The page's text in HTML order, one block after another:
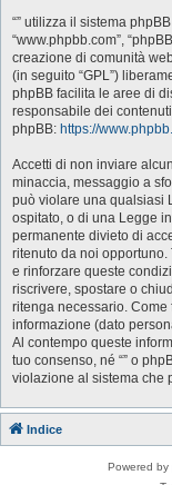
“” utilizza il sistema
“www.phpbb.com”,
creazione di comunità
(in seguito “GPL”)
phpBB facilita le aree di
responsabile dei
phpBB: https://
Accetti di non inviare
minaccia, messaggio a
può violare una qualsiasi
ospitato, o di una Legge
permanente divieto di
ritenuto da noi
e rinforzare queste
riscrivere, spostare o
ritenga necessario.
informazione (dato
Al contempo queste
tuo consenso, né “” o
violazione al sistema che
Indice
Powered by